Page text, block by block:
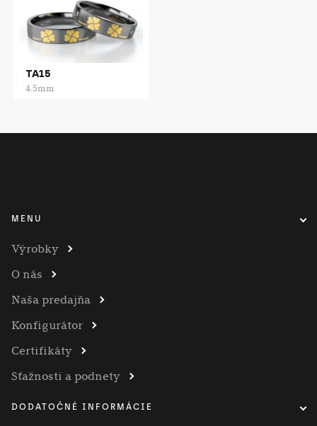
TA15
4.5mm
MENU
Výrobky
O nás
Naša predajňa
Konfigurátor
Certifikáty
Sťažnosti a podnety
DODATOČNÉ INFORMÁCIE